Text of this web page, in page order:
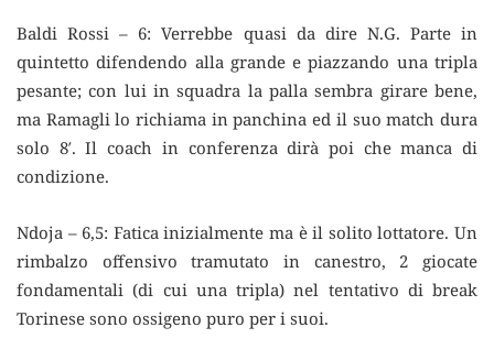
Baldi Rossi – 6: Verrebbe quasi da dire N.G. Parte in
quintetto difendendo alla grande e piazzando una tripla
pesante; con lui in squadra la palla sembra girare bene,
ma Ramagli lo richiama in panchina ed il suo match dura
solo 8′. Il coach in conferenza dirà poi che manca di
condizione.
Ndoja – 6,5: Fatica inizialmente ma è il solito lottatore. Un
rimbalzo offensivo tramutato in canestro, 2 giocate
fondamentali (di cui una tripla) nel tentativo di break
Torinese sono ossigeno puro per i suoi.